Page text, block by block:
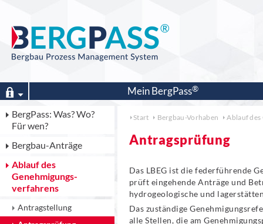
MeinBergPass
BergPass: Was? Wo?
Für wen?
Bergbau-Anträge
Ablauf des
Genehmigungs­
verfahrens
Antragstellung
Start Bergbau-Vorhaben Ablauf des
Antragsprüfung
Das LBEG ist die federführende
prüft eingehende Anträge und
hydrogeologische und
Das zuständige
alle Stellen, die am